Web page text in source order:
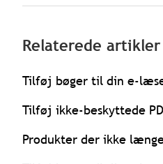
Relaterede artikler
Tilføj bøger til din e-
Tilføj ikke-beskyttede
Produkter der ikke